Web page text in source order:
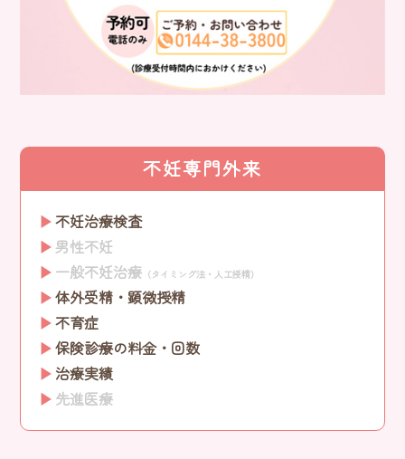
不妊専門外来
不妊治療検査
男性不妊
一般不妊治療 （タイミング法・人工授精）
体外受精・顕微授精
不育症
保険診療の料金・回数
治療実績
先進医療